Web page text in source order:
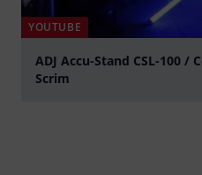
YOUTUBE
ADJ Accu-Stand CSL-100 /
Scrim